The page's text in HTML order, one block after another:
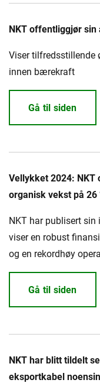
NKT offentliggjør
Viser tilfredsstillende
innen bærekraft
Gå til siden
Vellykket 2024:
organisk vekst på 26
NKT har publisert sin
viser en robust
og en rekordhøy
Gå til siden
NKT har blitt tildelt
eksportkabel